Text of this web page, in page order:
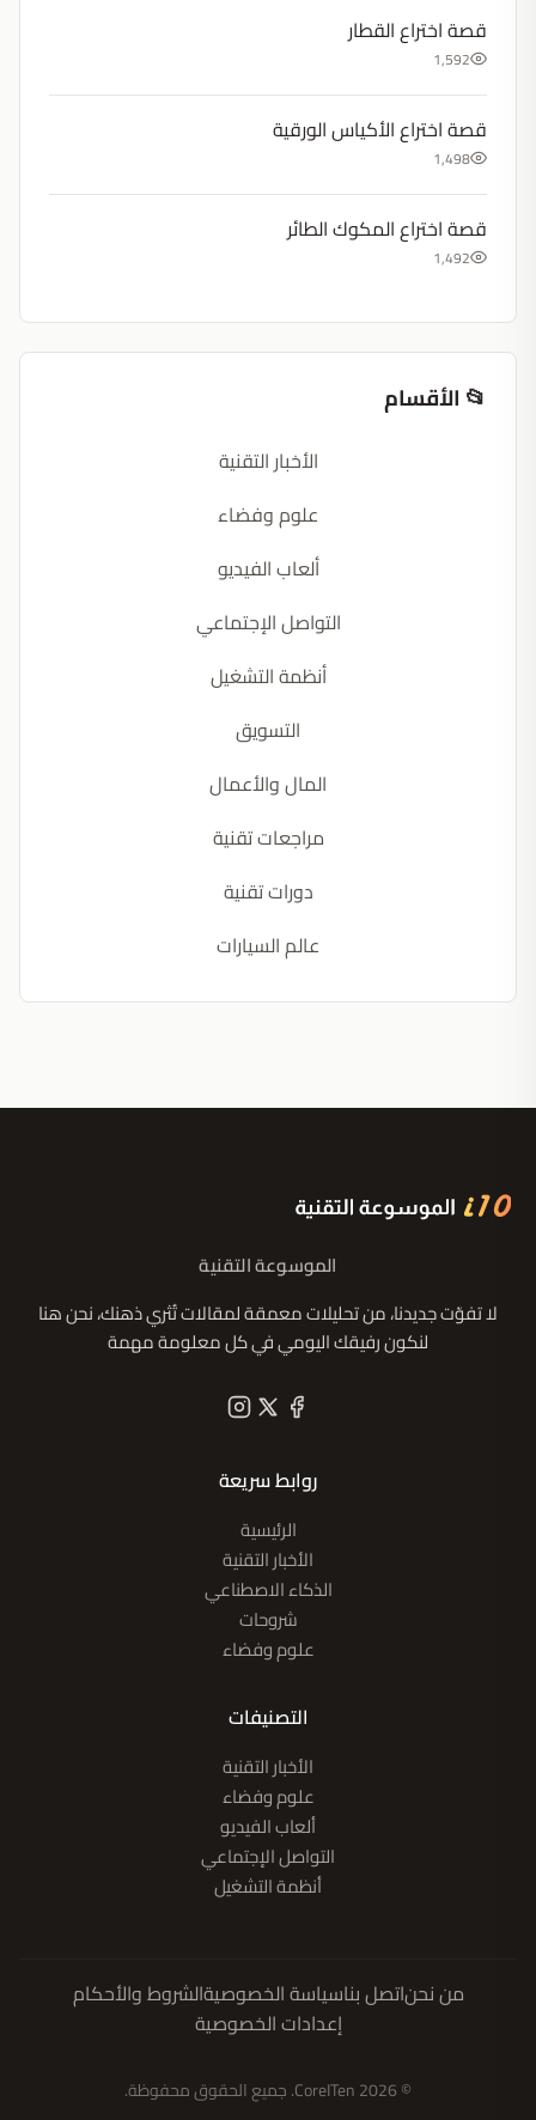
قصة اختراع القطار
1,592
قصة اختراع الأكياس الورقية
1,498
قصة اختراع المكوك الطائر
1,492
📂 الأقسام
الأخبار التقنية
علوم وفضاء
ألعاب الفيديو
التواصل الإجتماعي
أنظمة التشغيل
التسويق
المال والأعمال
مراجعات تقنية
دورات تقنية
عالم السيارات
الموسوعة التقنية
لا تفوّت جديدنا، من تحليلات معمقة لمقالات تُثري ذهنك، نحن هنا
لنكون رفيقك اليومي في كل معلومة مهمة
روابط سريعة
الرئيسية
الأخبار التقنية
الذكاء الاصطناعي
شروحات
علوم وفضاء
التصنيفات
الأخبار التقنية
علوم وفضاء
ألعاب الفيديو
التواصل الإجتماعي
أنظمة التشغيل
من نحناتصل بناسياسة الخصوصيةالشروط والأحكام
إعدادات الخصوصية
© 2026 CoreITen. جميع الحقوق محفوظة.